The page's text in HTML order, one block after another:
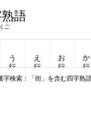
熟語
う行 え行 お行 か行
字検索：「街」を含む四字熟